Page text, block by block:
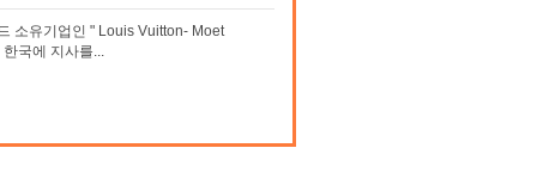
소유기업인 " Louis Vuitton- Moet
국에 지사를...